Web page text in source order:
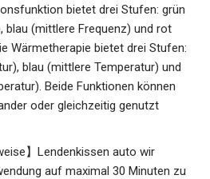
bietet drei Stufen: grün
blau (mittlere Frequenz) und rot
Wärmetherapie bietet drei Stufen:
blau (mittlere Temperatur) und
Beide Funktionen können
oder gleichzeitig genutzt
】Lendenkissen auto wir
auf maximal 30 Minuten zu